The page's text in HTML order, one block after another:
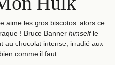
aime les gros biscotos, alors ce
! Bruce Banner himselfle
au chocolat intense, irradié aux
comme il faut.